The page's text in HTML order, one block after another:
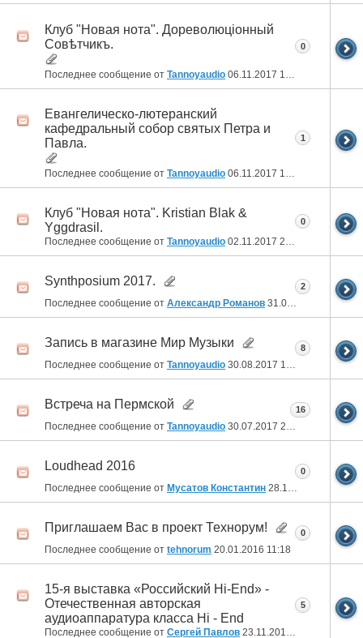
Клуб "Новая нота". Дореволюцiонный
Совѣтчикъ.
Последнее сообщение от Tannoyaudio 06.11.2017 14:59
0
Евангелическо-лютеранский
кафедральный собор святых Петра и
Павла.
Последнее сообщение от Tannoyaudio 06.11.2017 14:44
1
Клуб "Новая нота". Kristian Blak &
Yggdrasil.
Последнее сообщение от Tannoyaudio 02.11.2017 20:31
0
Synthposium 2017.
Последнее сообщение от Александр Романов 31.08.2017 22:19
2
Запись в магазине Мир Музыки
Последнее сообщение от Tannoyaudio 30.08.2017 14:06
8
Встреча на Пермской
Последнее сообщение от Tannoyaudio 30.07.2017 23:04
16
Loudhead 2016
Последнее сообщение от Мусатов Константин 28.10.2016 21:39
0
Приглашаем Вас в проект Технорум!
Последнее сообщение от tehnorum 20.01.2016 11:18
0
15-я выставка «Российский Hi-End» -
Отечественная авторская
аудиоаппаратура класса Hi - End
Последнее сообщение от Сергей Павлов 23.11.2015 01:55
5